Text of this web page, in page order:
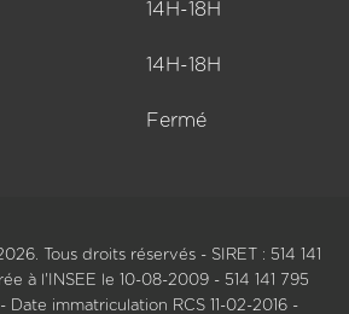
14H-18H
14H-18H
Fermé
Tous droits réservés - SIRET : 514 141
à l'INSEE le 10-08-2009 - 514 141 795
Date immatriculation RCS 11-02-2016 -